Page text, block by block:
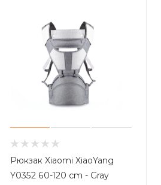
Рюкзак Xiaomi XiaoYang
Y0352 60-120 cm - Gray